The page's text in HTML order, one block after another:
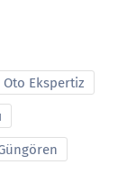
Ekspertiz